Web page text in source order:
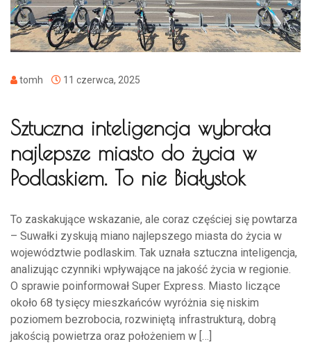
tomh 11 czerwca, 2025
Sztuczna inteligencja wybrała
najlepsze miasto do życia w
Podlaskiem. To nie Białystok
To zaskakujące wskazanie, ale coraz częściej się powtarza
– Suwałki zyskują miano najlepszego miasta do życia w
województwie podlaskim. Tak uznała sztuczna inteligencja,
analizując czynniki wpływające na jakość życia w regionie.
O sprawie poinformował Super Express. Miasto liczące
około 68 tysięcy mieszkańców wyróżnia się niskim
poziomem bezrobocia, rozwiniętą infrastrukturą, dobrą
jakością powietrza oraz położeniem w […]